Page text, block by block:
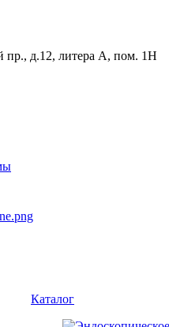
пр., д.12, литера А, пом. 1Н
Каталог